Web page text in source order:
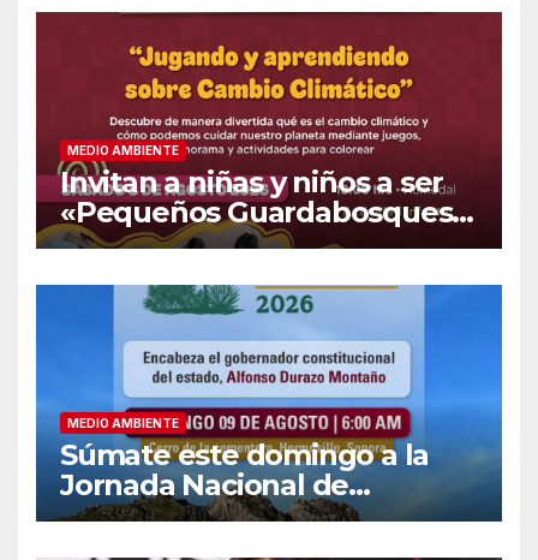
MEDIO AMBIENTE
Invitan a niñas y niños a ser
«Pequeños Guardabosques»
en La Sauceda
MEDIO AMBIENTE
Súmate este domingo a la
Jornada Nacional de
Reforestación 2026